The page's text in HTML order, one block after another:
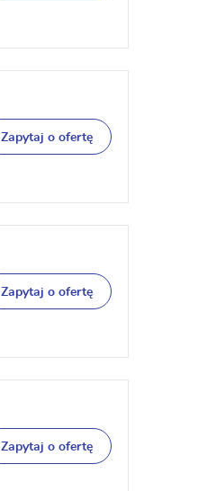
Zapytaj o ofertę
Zapytaj o ofertę
Zapytaj o ofertę